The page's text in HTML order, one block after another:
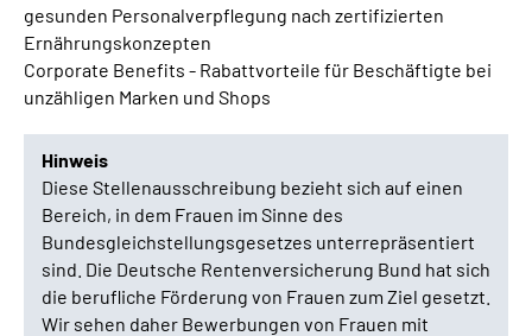
gesunden Personalverpflegung nach zertifizierten
Ernährungskonzepten
Corporate Benefits - Rabattvorteile für Beschäftigte bei
unzähligen Marken und Shops
Hinweis
Diese Stellenausschreibung bezieht sich auf einen
Bereich, in dem Frauen im Sinne des
Bundesgleichstellungsgesetzes unterrepräsentiert
sind. Die Deutsche Rentenversicherung Bund hat sich
die berufliche Förderung von Frauen zum Ziel gesetzt.
Wir sehen daher Bewerbungen von Frauen mit